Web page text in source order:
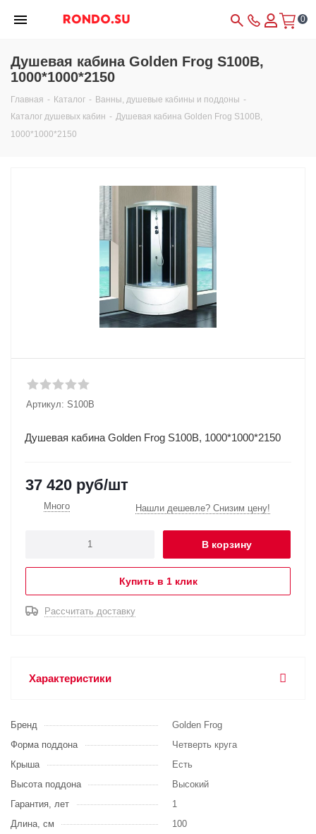
0
Душевая кабина Golden Frog S100B,
1000*1000*2150
Главная - Каталог - Ванны, душевые кабины и поддоны -
Каталог душевых кабин - Душевая кабина Golden Frog S100B,
1000*1000*2150
Артикул: S100В
Душевая кабина Golden Frog S100B, 1000*1000*2150
37 420 руб/шт
Много Нашли дешевле? Снизим цену!
В корзину
Купить в 1 клик
Рассчитать доставку
Характеристики
Бренд
Golden Frog
Форма поддона
Четверть круга
Крыша
Есть
Высота поддона
Высокий
Гарантия, лет
1
Длина, см
100